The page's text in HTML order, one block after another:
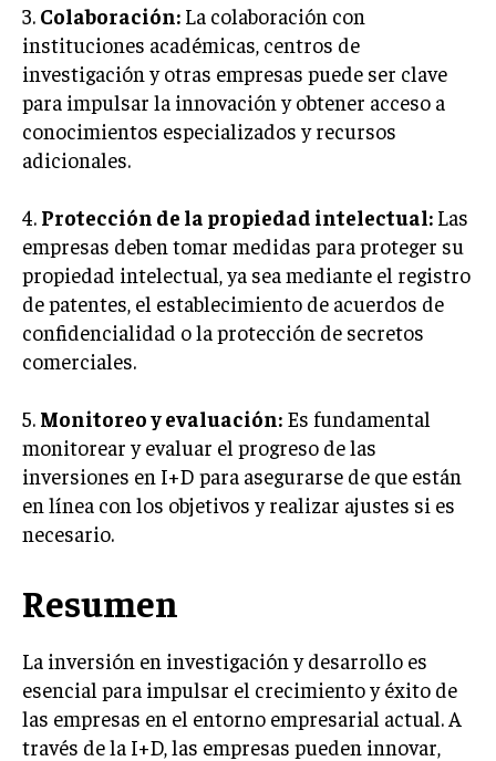
ÉTICA EMPRESARIAL Y RESPONSABILIDAD
BLOG
María Antonia Vega
Hola, soy María Antonia Vega. Descubrí mi pasión
por el emprendimiento a temprana edad,
dedicando mi carrera a entender y difundir la
cultura start-up. Además, me encanta cocinar
platos exóticos, uniendo mi pasión por la comida y la innovación.
Aparece en periódicos digitales y domina los buscadores,
Infórmate aquí.
3. Colaboración: La colaboración con
instituciones académicas, centros de
investigación y otras empresas puede ser clave
para impulsar la innovación y obtener acceso a
conocimientos especializados y recursos
adicionales.
4. Protección de la propiedad intelectual: Las
empresas deben tomar medidas para proteger su
propiedad intelectual, ya sea mediante el registro
de patentes, el establecimiento de acuerdos de
confidencialidad o la protección de secretos
comerciales.
5. Monitoreo y evaluación: Es fundamental
monitorear y evaluar el progreso de las
inversiones en I+D para asegurarse de que están
en línea con los objetivos y realizar ajustes si es
necesario.
Resumen
La inversión en investigación y desarrollo es
esencial para impulsar el crecimiento y éxito de
las empresas en el entorno empresarial actual. A
través de la I+D, las empresas pueden innovar,